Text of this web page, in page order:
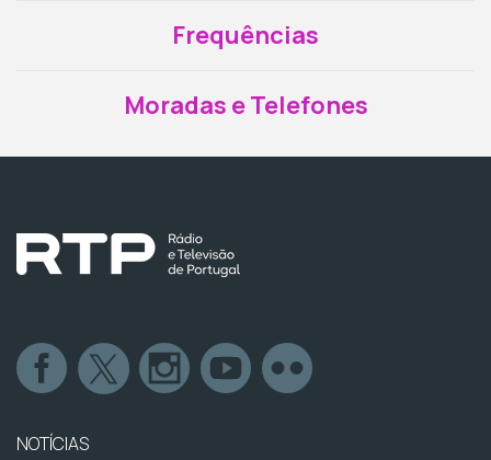
Frequências
Moradas e Telefones
NOTÍCIAS